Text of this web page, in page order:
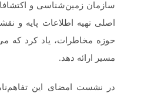
سازمان زمین‌شناسی و
اصلی تهیه اطلاعات پایه و
حوزه مخاطرات، یاد کرد که
مسیر ارائه دهد.
در نشست امضای این